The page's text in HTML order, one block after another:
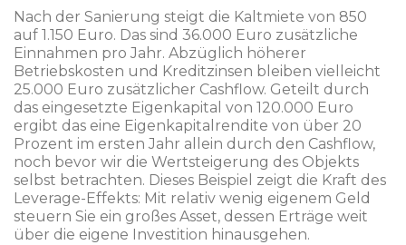
Nach der Sanierung steigt die Kaltmiete von 850
auf 1.150 Euro. Das sind 36.000 Euro zusätzliche
Einnahmen pro Jahr. Abzüglich höherer
Betriebskosten und Kreditzinsen bleiben vielleicht
25.000 Euro zusätzlicher Cashflow. Geteilt durch
das eingesetzte Eigenkapital von 120.000 Euro
ergibt das eine Eigenkapitalrendite von über 20
Prozent im ersten Jahr allein durch den Cashflow,
noch bevor wir die Wertsteigerung des Objekts
selbst betrachten. Dieses Beispiel zeigt die Kraft des
Leverage-Effekts: Mit relativ wenig eigenem Geld
steuern Sie ein großes Asset, dessen Erträge weit
über die eigene Investition hinausgehen.